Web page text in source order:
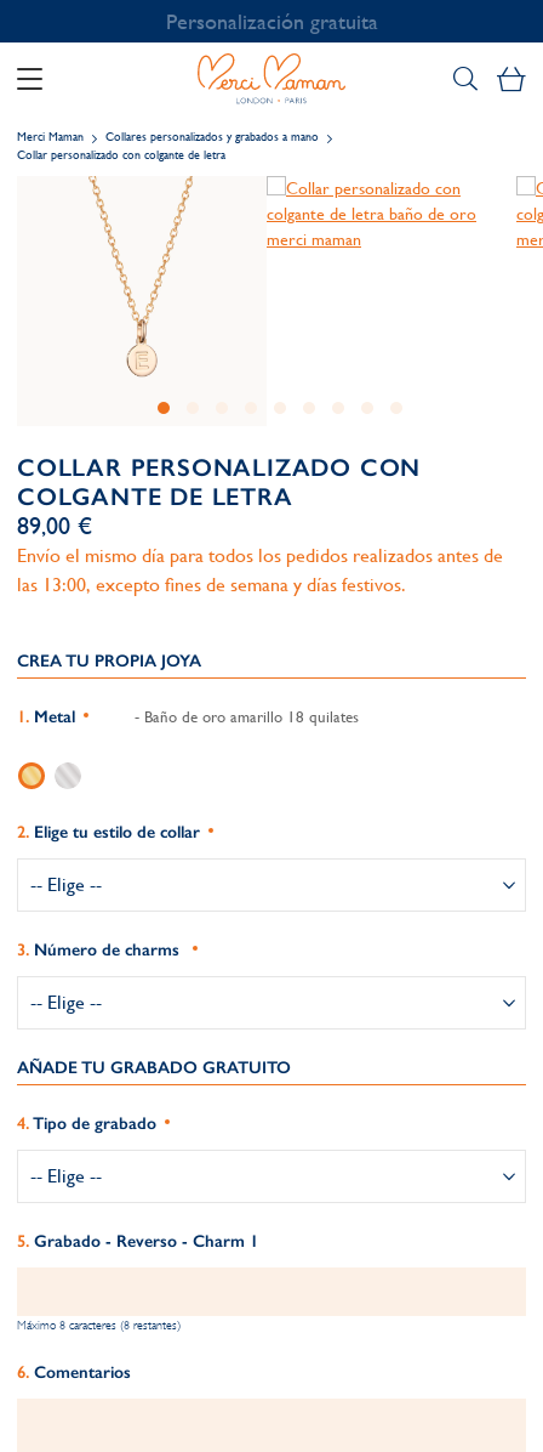
Personalización gratuita
Merci Maman
Collares personalizados y grabados a mano
Collar personalizado con colgante de letra
COLLAR PERSONALIZADO CON
COLGANTE DE LETRA
89,00 €
Envío el mismo día para todos los pedidos realizados antes de
las 13:00, excepto fines de semana y días festivos.
CREA TU PROPIA JOYA
Metal - Baño de oro amarillo 18 quilates
Elige tu estilo de collar
Número de charms
AÑADE TU GRABADO GRATUITO​
Tipo de grabado
Grabado - Reverso - Charm 1
Máximo 8 caracteres (8 restantes)
Comentarios